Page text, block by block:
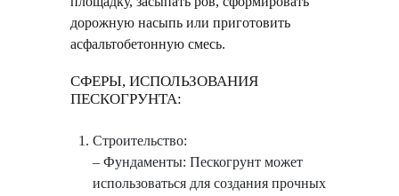
дорожную насыпь или приготовить
асфальтобетонную смесь.
СФЕРЫ, ИСПОЛЬЗОВАНИЯ
ПЕСКОГРУНТА:
Строительство:
– Фундаменты: Пескогрунт может
использоваться для создания прочных